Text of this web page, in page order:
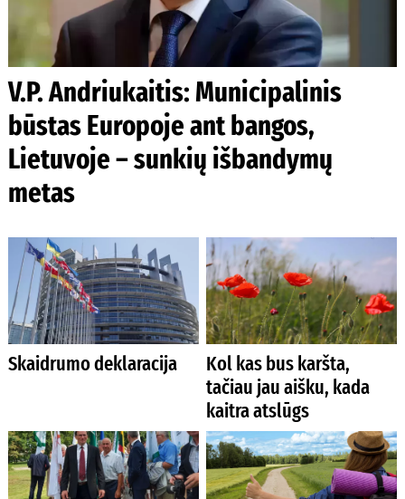
V.P. Andriukaitis: Municipalinis
būstas Europoje ant bangos,
Lietuvoje – sunkių išbandymų
metas
Skaidrumo deklaracija
Kol kas bus karšta,
tačiau jau aišku, kada
kaitra atslūgs